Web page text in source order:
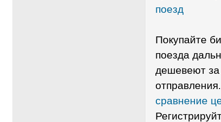
поезд
Покупайте
поезда
дешевеют
сравнение